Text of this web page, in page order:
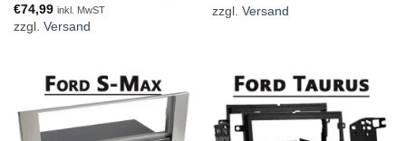
€74,99 inkl. MwST
zzgl. Versand
zzgl. Versand